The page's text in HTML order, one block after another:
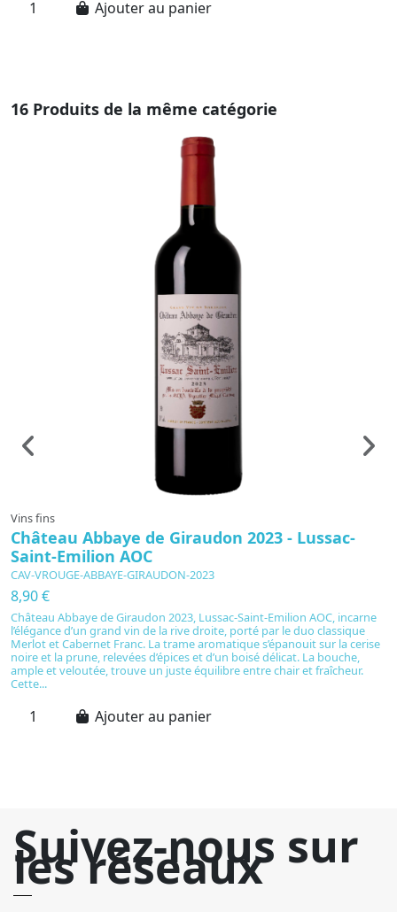
Ajouter au panier
16 Produits de la même catégorie
Vins fins
Château Abbaye de Giraudon 2023 - Lussac-
Saint-Emilion AOC
CAV-VROUGE-ABBAYE-GIRAUDON-2023
8,90 €
Château Abbaye de Giraudon 2023, Lussac-Saint-Emilion AOC, incarne
l’élégance d’un grand vin de la rive droite, porté par le duo classique
Merlot et Cabernet Franc. La trame aromatique s’épanouit sur la cerise
noire et la prune, relevées d’épices et d’un boisé délicat. La bouche,
ample et veloutée, trouve un juste équilibre entre chair et fraîcheur.
Cette...
Ajouter au panier
Suivez-nous sur
les réseaux